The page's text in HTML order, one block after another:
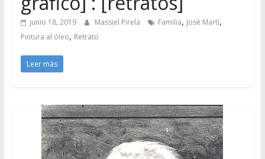
junio 18, 2019 Massiel Pirela Familia, José Martí,
Pintura al óleo, Retrato
Leer más